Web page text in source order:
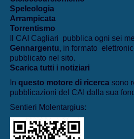
Speleologia
Arrampicata
Torrentismo
Il CAI Cagliari pubblica ogni sei
Gennargentu, in formato
pubblicato nel sito.
Scarica tutti i notiziari
In questo motore di ricerca sono
pubblicazioni del CAI dalla sua
Sentieri Molentargius: